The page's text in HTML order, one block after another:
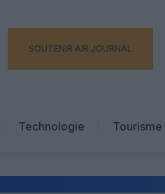
SOUTENIR AIR JOURNAL
Technologie
Tourisme
Hôtellerie